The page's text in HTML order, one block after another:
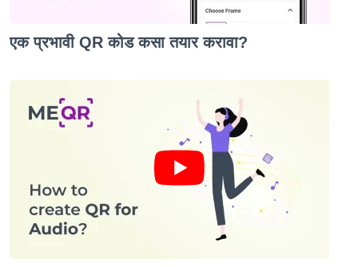
एक प्रभावी QR कोड कसा तयार करावा?